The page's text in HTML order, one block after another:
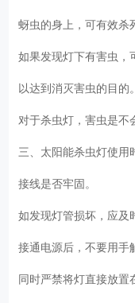
蚜虫的身上，可有效杀
如果发现灯下有害虫，
以达到消灭害虫的目的
对于杀虫灯，害虫是不
三、太阳能杀虫灯使用
接线是否牢固。
如发现灯管损坏，应及
接通电源后，不要用手
同时严禁将灯直接放置